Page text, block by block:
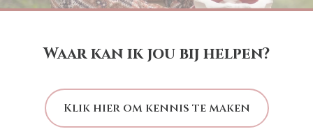
Waar kan ik jou bij helpen?
Klik hier om kennis te maken